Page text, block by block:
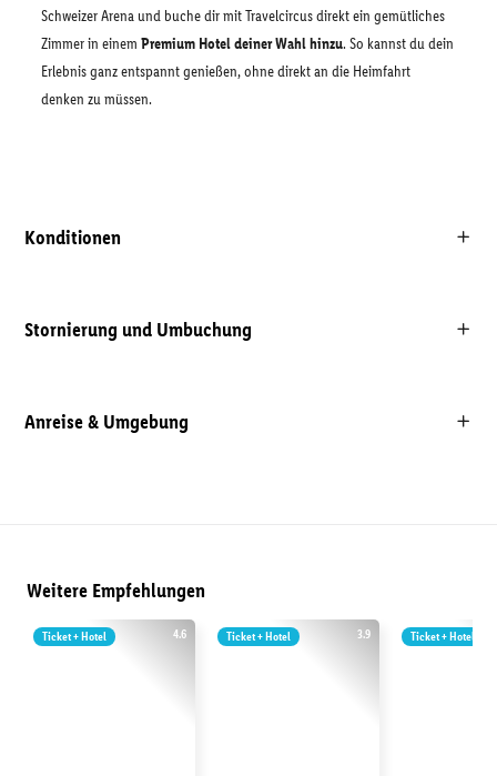
Schweizer Arena und buche dir mit Travelcircus direkt ein gemütliches
Zimmer in einem Premium Hotel deiner Wahl hinzu. So kannst du dein
Erlebnis ganz entspannt genießen, ohne direkt an die Heimfahrt
denken zu müssen.
Konditionen
Stornierung und Umbuchung
Anreise & Umgebung
Weitere Empfehlungen
4.6
Ticket + Hotel 3.9
Ticket + Hotel Ticket + Hotel